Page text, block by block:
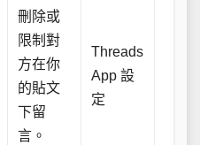
刪除或
限制對
方在你
的貼文
下留
言。
Threads
App 設
定